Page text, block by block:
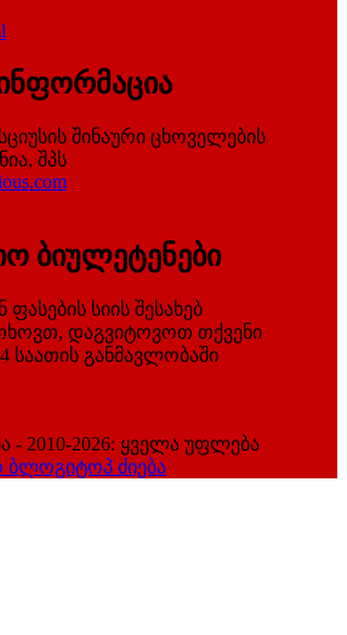
შინაური ცხოველების
შპს
ბიულეტენები
სიის შესახებ
დაგვიტოვოთ თქვენი
საათის განმავლობაში
2010-2026: ყველა უფლება
ბლოგიტოპ ძიება